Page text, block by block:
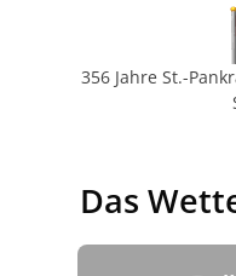
356 Jahre St.-
Das